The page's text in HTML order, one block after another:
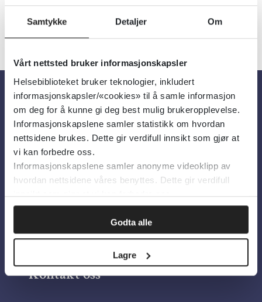
Samtykke Detaljer Om
Vårt nettsted bruker informasjonskapsler
Helsebiblioteket bruker teknologier, inkludert
informasjonskapsler/«cookies» til å samle informasjon
om deg for å kunne gi deg best mulig brukeropplevelse.
Informasjonskapslene samler statistikk om hvordan
nettsidene brukes. Dette gir verdifull innsikt som gjør at
vi kan forbedre oss.
Informasjonskapslene samler anonyme videoklipp av
hvordan nettsidene våres benyttes. Dette gir verdifull
innsikt som gjør at vi kan forbedre oss.
Godta alle
Lagre
« 1 46 49
Om oss
Om Helsebiblioteket
Personvern og informasjonskapsler
Tilgjengelighetserklæring
Information in English
Bilder fra Colourbox.com
Kontakt oss